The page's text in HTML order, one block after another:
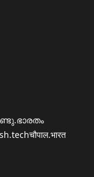
चौपाल.भारत